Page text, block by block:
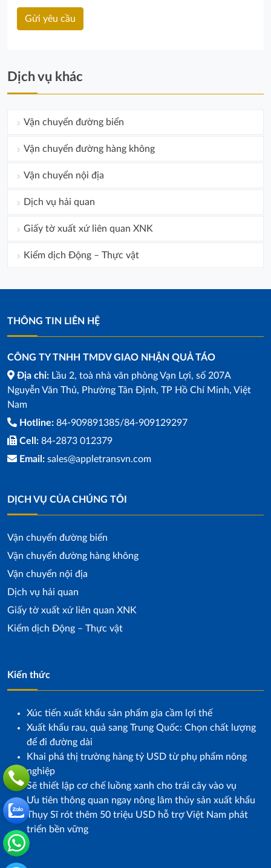
Dịch vụ khác
Vận chuyển đường biển
Vận chuyển đường hàng không
Vận chuyển nội địa
Dịch vụ hải quan
Giấy tờ xuất xứ liên quan XNK
Kiểm dịch Động – Thực vật
THÔNG TIN LIÊN HỆ
CÔNG TY TNHH TMDV GIAO NHẬN QUẢ TÁO
Địa chỉ: Lầu 2, toà nhà văn phòng Vạn Lợi, số 207A
Nguyễn Văn Thủ, Phường Tân Định, TP Hồ Chí Minh, Việt
Nam
Hotline: 84-909891385/84-909129297
Cell: 84-2873 012379
Email: sales@appletransvn.com
DỊCH VỤ CỦA CHÚNG TÔI
Vận chuyển đường biển
Vận chuyển đường hàng không
Vận chuyển nội địa
Dịch vụ hải quan
Giấy tờ xuất xứ liên quan XNK
Kiểm dịch Động – Thực vật
Kiến thức
Xúc tiến xuất khẩu sản phẩm gia cầm lợi thế
Xuất khẩu rau, quả sang Trung Quốc: Chọn chất lượng
để đi đường dài
Khai phá thị trường hàng tỷ USD từ phụ phẩm nông
nghiệp
Sẽ thiết lập cơ chế luồng xanh cho trái cây vào vụ
Ưu tiên thông quan ngay nông lâm thủy sản xuất khẩu
Thụy Sĩ rót thêm 50 triệu USD hỗ trợ Việt Nam phát
triển bền vững